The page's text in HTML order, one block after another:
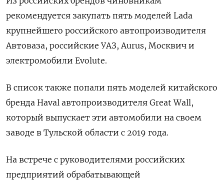
рекомендуется закупать пять моделей Lada
крупнейшего российского автопроизводителя
Автоваза, российские УАЗ, Aurus, Москвич и
электромобили Evolute.
В список также попали пять моделей китайского
бренда Haval автопроизводителя Great Wall,
который выпускает эти автомобили на своем
заводе в Тульской области с 2019 года.
На встрече с руководителями российских
предприятий обрабатывающей